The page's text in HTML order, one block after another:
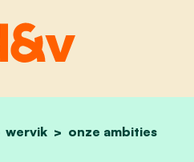
home
wervik onze ambities
investeren in veiligheid,